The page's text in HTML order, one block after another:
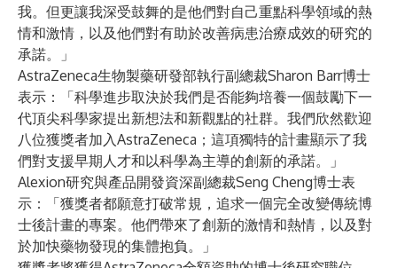
我。但更讓我深受鼓舞的是他們對自己重點科學領域的熱
情和激情，以及他們對有助於改善病患治療成效的研究的
承諾。」
AstraZeneca生物製藥研發部執行副總裁Sharon Barr博士
表示：「科學進步取決於我們是否能夠培養一個鼓勵下一
代頂尖科學家提出新想法和新觀點的社群。我們欣然歡迎
八位獲獎者加入AstraZeneca；這項獨特的計畫顯示了我
們對支援早期人才和以科學為主導的創新的承諾。」
Alexion研究與產品開發資深副總裁Seng Cheng博士表
示：「獲獎者都願意打破常規，追求一個完全改變傳統博
士後計畫的專案。他們帶來了創新的激情和熱情，以及對
於加快藥物發現的集體抱負。」